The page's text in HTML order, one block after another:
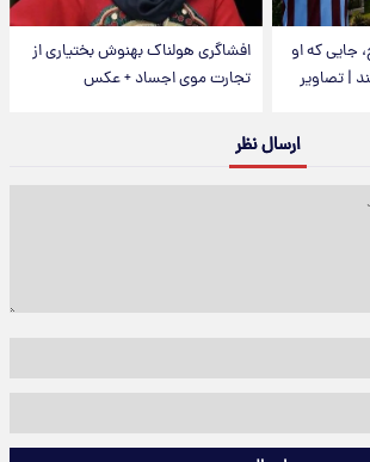
جایی که او
| تصاویر
افشاگری هولناک بهنوش بختیاری از
تجارت موی اجساد + عکس
ارسال نظر